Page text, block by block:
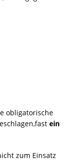
obligatorische
ein
zum Einsatz